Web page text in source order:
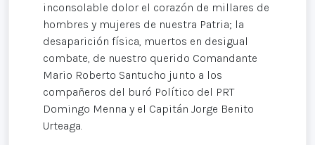
inconsolable dolor el corazón de millares de
hombres y mujeres de nuestra Patria; la
desaparición física, muertos en desigual
combate, de nuestro querido Comandante
Mario Roberto Santucho junto a los
compañeros del buró Político del PRT
Domingo Menna y el Capitán Jorge Benito
Urteaga.